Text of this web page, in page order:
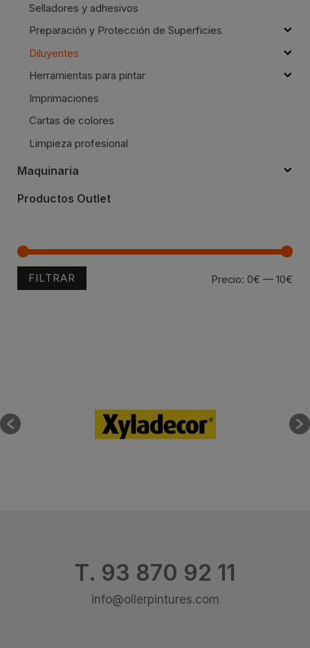
Selladores y adhesivos
Preparación y Protección de Superficies
Diluyentes
Herramientas para pintar
Imprimaciones
Cartas de colores
Limpieza profesional
Maquinaria
Productos Outlet
FILTRAR Precio: 0€ — 10€
T. 93 870 92 11
info@ollerpintures.com